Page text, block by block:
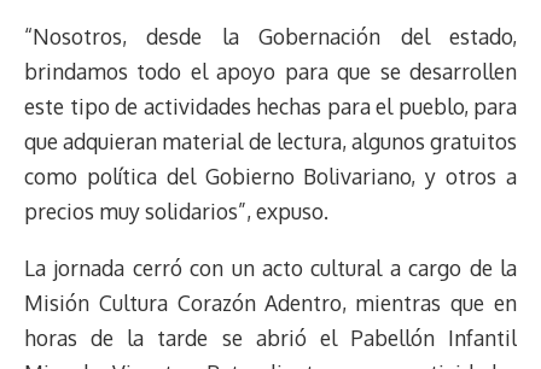
“Nosotros, desde la Gobernación del estado,
brindamos todo el apoyo para que se desarrollen
este tipo de actividades hechas para el pueblo, para
que adquieran material de lectura, algunos gratuitos
como política del Gobierno Bolivariano, y otros a
precios muy solidarios”, expuso.
La jornada cerró con un acto cultural a cargo de la
Misión Cultura Corazón Adentro, mientras que en
horas de la tarde se abrió el Pabellón Infantil